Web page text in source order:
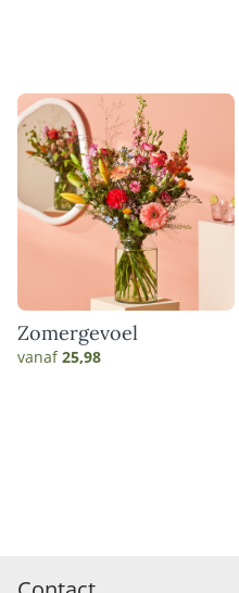
Zomergevoel
vanaf25,98